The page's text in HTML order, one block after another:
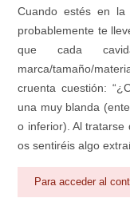
Cuando estés en la
probablemente te
que cada
marca/tamaño/
cruenta cuestión:
una muy blanda
o inferior). Al tratarse
os sentiréis algo
Para acceder al